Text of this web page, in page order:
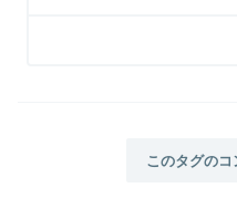
このタグの